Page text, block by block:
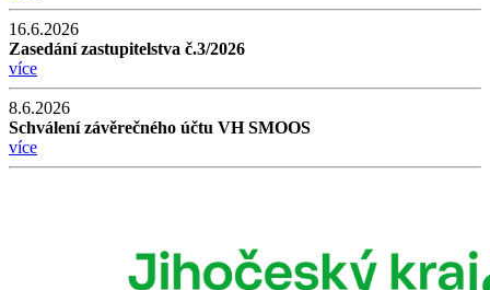
16.6.2026
Zasedání zastupitelstva č.3/2026
více
8.6.2026
Schválení závěrečného účtu VH SMOOS
více